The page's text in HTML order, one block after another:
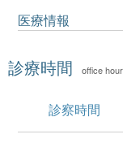
医療情報
診療時間 office
診察時間